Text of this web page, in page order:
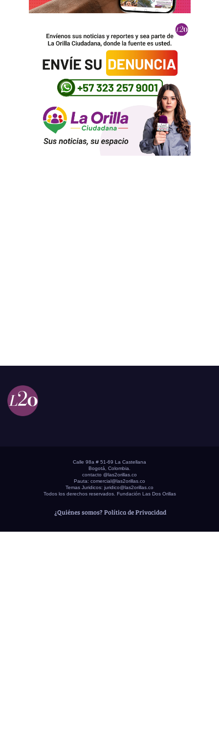
Calle 98a # 51-69 La Castellana
Bogotá, Colombia.
contacto @las2orillas.co
Pauta: comercial@las2orillas.co
Temas Juridicos: juridico@las2orillas.co
Todos los derechos reservados. Fundación Las Dos Orillas
¿Quiénes somos? Política de Privacidad